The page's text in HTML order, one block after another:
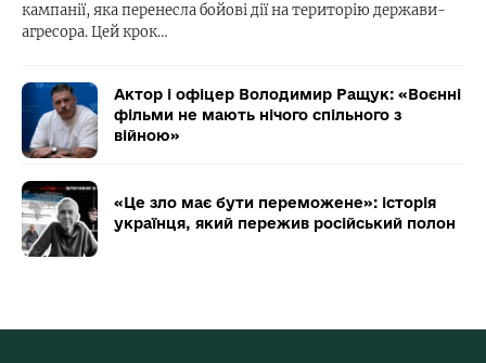
кампанії, яка перенесла бойові дії на територію держави-
агресора. Цей крок…
Актор і офіцер Володимир Ращук: «Воєнні
фільми не мають нічого спільного з
війною»
«Це зло має бути переможене»: історія
українця, який пережив російський полон